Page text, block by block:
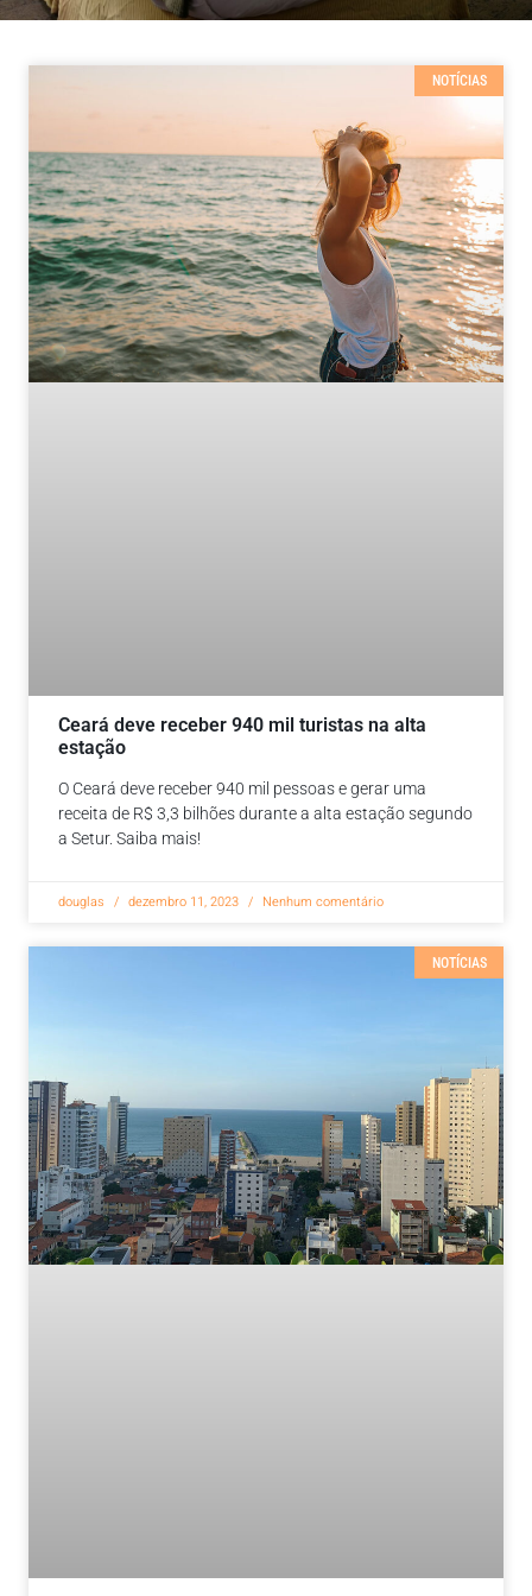
NOTÍCIAS
Ceará deve receber 940 mil turistas na alta
estação
O Ceará deve receber 940 mil pessoas e gerar uma
receita de R$ 3,3 bilhões durante a alta estação segundo
a Setur. Saiba mais!
douglas dezembro 11, 2023 Nenhum comentário
NOTÍCIAS